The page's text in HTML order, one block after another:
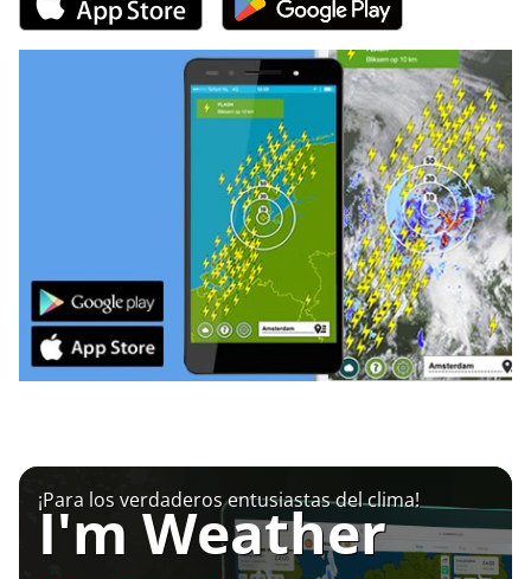
¡Para los verdaderos entusiastas del clima!
I'm Weather